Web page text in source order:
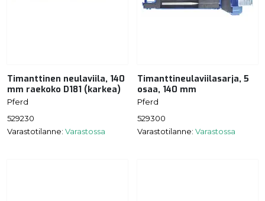
Timanttinen neulaviila, 140
mm raekoko D181 (karkea)
Pferd
529230
Varastotilanne: Varastossa
Timanttineulaviilasarja, 5
osaa, 140 mm
Pferd
529300
Varastotilanne: Varastossa